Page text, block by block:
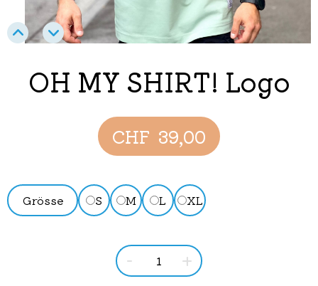
OH MY SHIRT! Logo
CHF 39,00
Grösse S M L XL
- +